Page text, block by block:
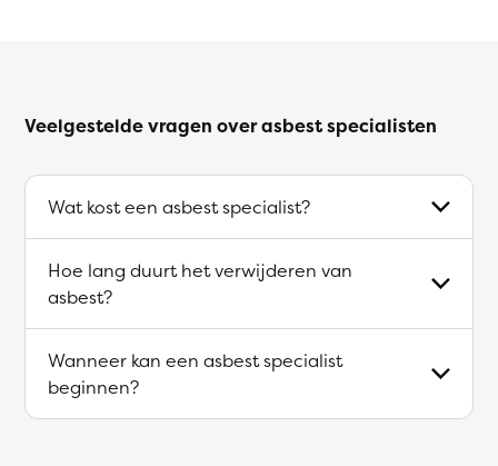
Veelgestelde vragen over asbest specialisten
Wat kost een asbest specialist?
Hoe lang duurt het verwijderen van
asbest?
Wanneer kan een asbest specialist
beginnen?